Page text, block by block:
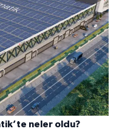
neler oldu?